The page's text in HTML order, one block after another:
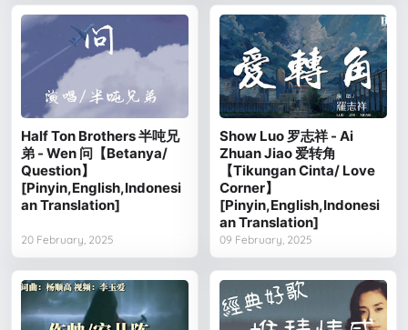
Half Ton Brothers 半吨兄
弟 - Wen 问【Betanya/
Question】
[Pinyin,English,Indonesi
an Translation]
20 February, 2025
Show Luo 罗志祥 - Ai
Zhuan Jiao 爱转角
【Tikungan Cinta/ Love
Corner】
[Pinyin,English,Indonesi
an Translation]
09 February, 2025